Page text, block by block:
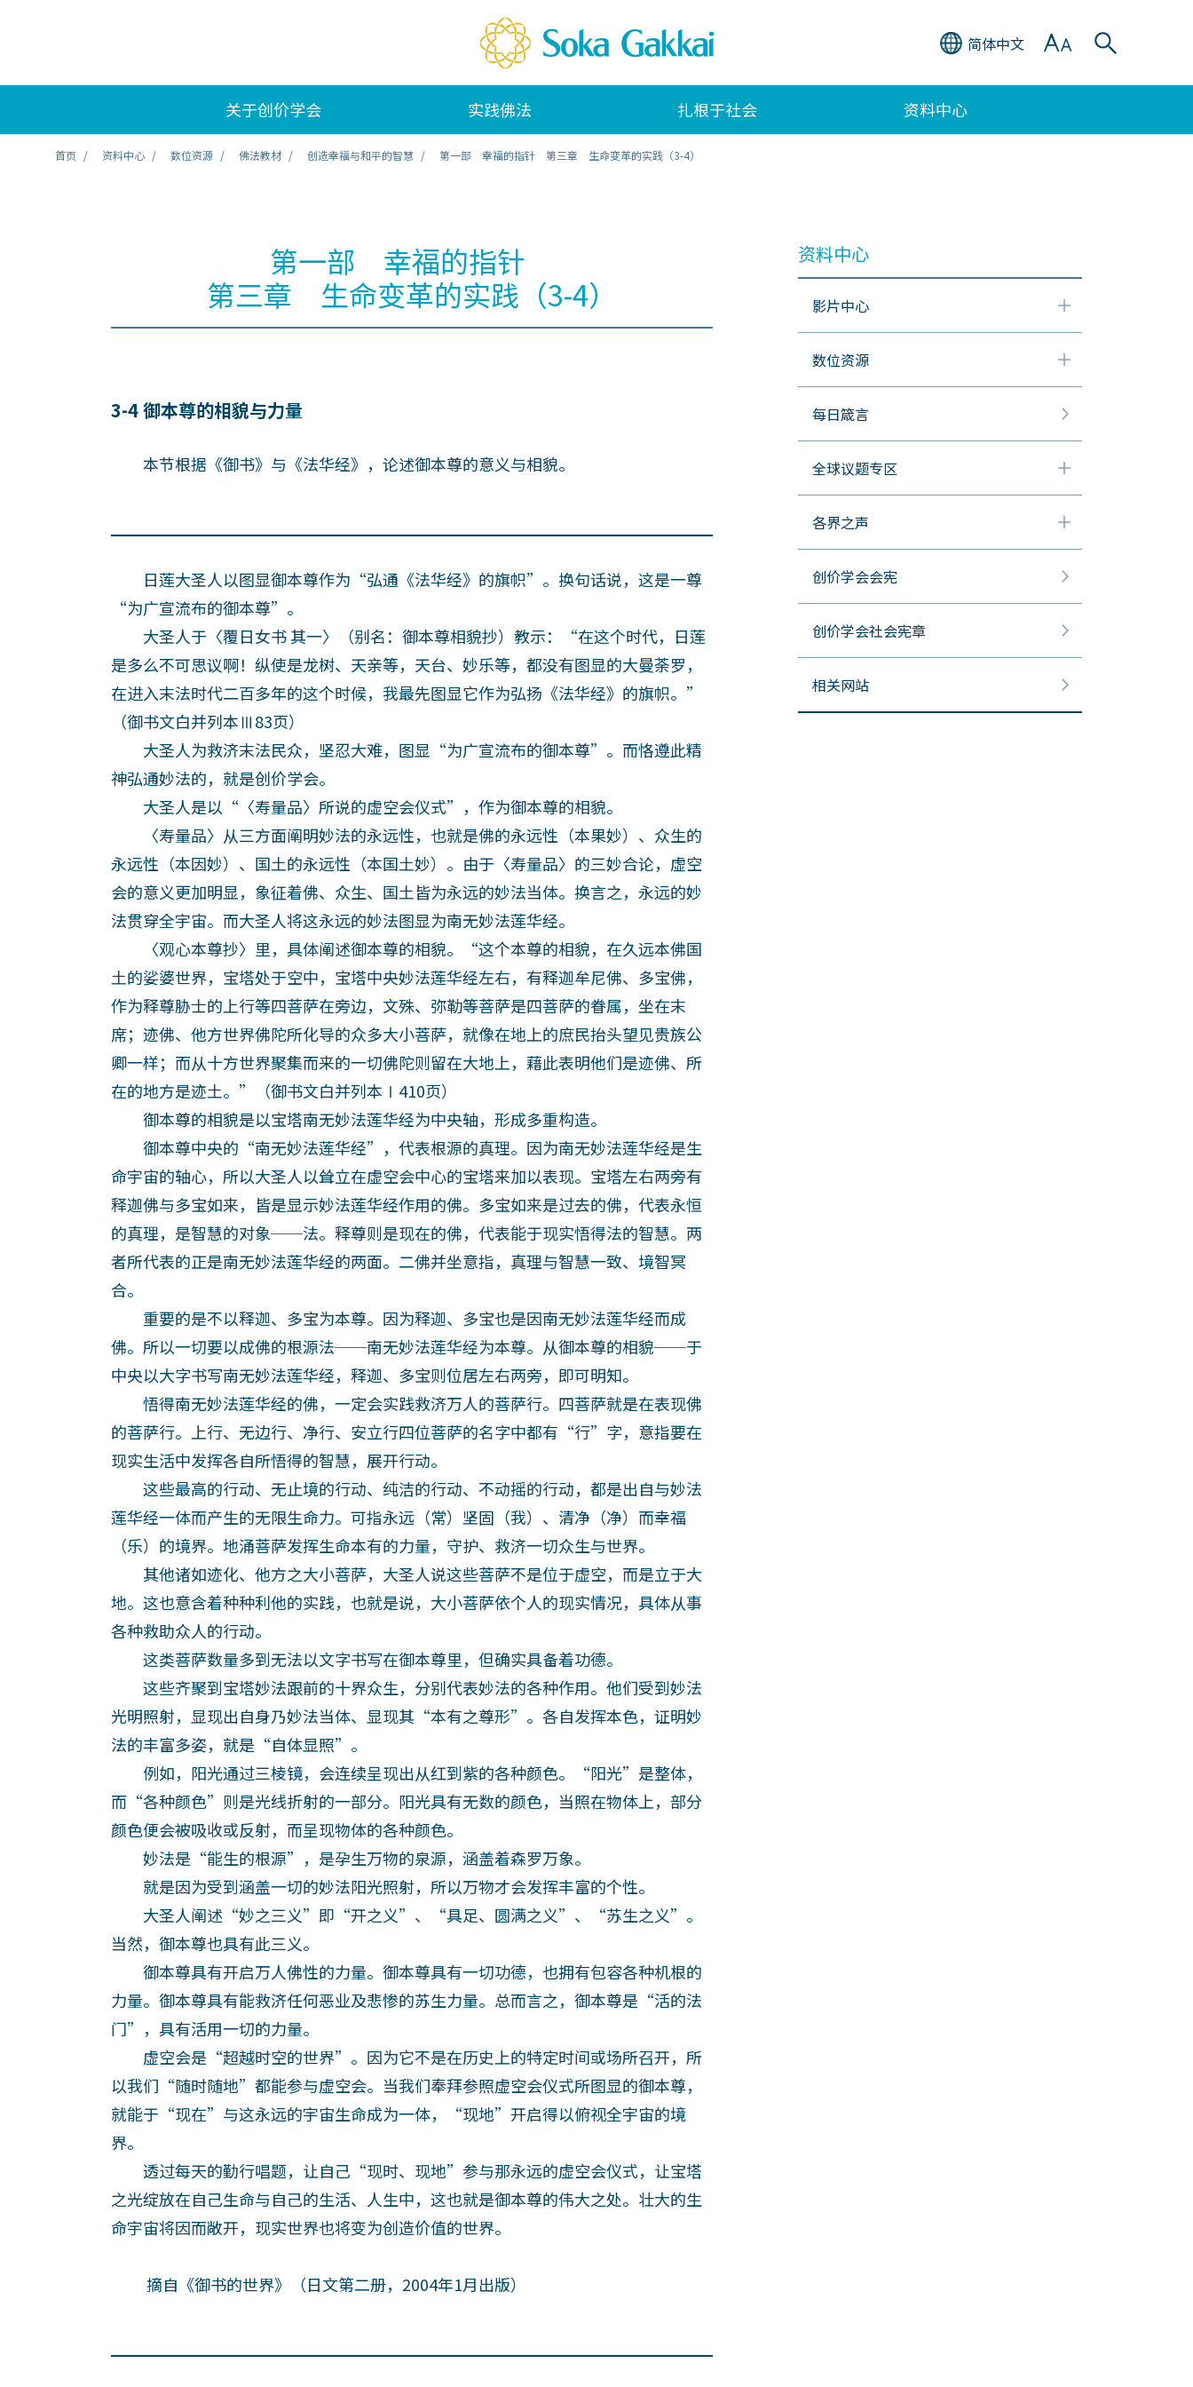
简体中文
关于创价学会 实践佛法 扎根于社会 资料中心
首页 资料中心 数位资源 佛法教材 创造幸福与和平的智慧 第一部 幸福的指针 第三章 生命变革的实践（3-4）
第一部 幸福的指针
第三章 生命变革的实践（3-4）
3-4 御本尊的相貌与力量
本节根据《御书》与《法华经》，论述御本尊的意义与相貌。
日莲大圣人以图显御本尊作为“弘通《法华经》的旗帜”。换句话说，这是一尊
“为广宣流布的御本尊”。
大圣人于〈覆日女书 其一〉（别名：御本尊相貌抄）教示：“在这个时代，日莲
是多么不可思议啊！纵使是龙树、天亲等，天台、妙乐等，都没有图显的大曼荼罗，
在进入末法时代二百多年的这个时候，我最先图显它作为弘扬《法华经》的旗帜。”
（御书文白并列本Ⅲ83页）
大圣人为救济末法民众，坚忍大难，图显“为广宣流布的御本尊”。而恪遵此精
神弘通妙法的，就是创价学会。
大圣人是以“〈寿量品〉所说的虚空会仪式”，作为御本尊的相貌。
〈寿量品〉从三方面阐明妙法的永远性，也就是佛的永远性（本果妙）、众生的
永远性（本因妙）、国土的永远性（本国土妙）。由于〈寿量品〉的三妙合论，虚空
会的意义更加明显，象征着佛、众生、国土皆为永远的妙法当体。换言之，永远的妙
法贯穿全宇宙。而大圣人将这永远的妙法图显为南无妙法莲华经。
〈观心本尊抄〉里，具体阐述御本尊的相貌。“这个本尊的相貌，在久远本佛国
土的娑婆世界，宝塔处于空中，宝塔中央妙法莲华经左右，有释迦牟尼佛、多宝佛，
作为释尊胁士的上行等四菩萨在旁边，文殊、弥勒等菩萨是四菩萨的眷属，坐在末
席；迹佛、他方世界佛陀所化导的众多大小菩萨，就像在地上的庶民抬头望见贵族公
卿一样；而从十方世界聚集而来的一切佛陀则留在大地上，藉此表明他们是迹佛、所
在的地方是迹土。”（御书文白并列本Ⅰ410页）
御本尊的相貌是以宝塔南无妙法莲华经为中央轴，形成多重构造。
御本尊中央的“南无妙法莲华经”，代表根源的真理。因为南无妙法莲华经是生
命宇宙的轴心，所以大圣人以耸立在虚空会中心的宝塔来加以表现。宝塔左右两旁有
释迦佛与多宝如来，皆是显示妙法莲华经作用的佛。多宝如来是过去的佛，代表永恒
的真理，是智慧的对象──法。释尊则是现在的佛，代表能于现实悟得法的智慧。两
者所代表的正是南无妙法莲华经的两面。二佛并坐意指，真理与智慧一致、境智冥
合。
重要的是不以释迦、多宝为本尊。因为释迦、多宝也是因南无妙法莲华经而成
佛。所以一切要以成佛的根源法──南无妙法莲华经为本尊。从御本尊的相貌──于
中央以大字书写南无妙法莲华经，释迦、多宝则位居左右两旁，即可明知。
悟得南无妙法莲华经的佛，一定会实践救济万人的菩萨行。四菩萨就是在表现佛
的菩萨行。上行、无边行、净行、安立行四位菩萨的名字中都有“行”字，意指要在
现实生活中发挥各自所悟得的智慧，展开行动。
这些最高的行动、无止境的行动、纯洁的行动、不动摇的行动，都是出自与妙法
莲华经一体而产生的无限生命力。可指永远（常）坚固（我）、清净（净）而幸福
（乐）的境界。地涌菩萨发挥生命本有的力量，守护、救济一切众生与世界。
其他诸如迹化、他方之大小菩萨，大圣人说这些菩萨不是位于虚空，而是立于大
地。这也意含着种种利他的实践，也就是说，大小菩萨依个人的现实情况，具体从事
各种救助众人的行动。
这类菩萨数量多到无法以文字书写在御本尊里，但确实具备着功德。
这些齐聚到宝塔妙法跟前的十界众生，分别代表妙法的各种作用。他们受到妙法
光明照射，显现出自身乃妙法当体、显现其“本有之尊形”。各自发挥本色，证明妙
法的丰富多姿，就是“自体显照”。
例如，阳光通过三棱镜，会连续呈现出从红到紫的各种颜色。“阳光”是整体，
而“各种颜色”则是光线折射的一部分。阳光具有无数的颜色，当照在物体上，部分
颜色便会被吸收或反射，而呈现物体的各种颜色。
妙法是“能生的根源”，是孕生万物的泉源，涵盖着森罗万象。
就是因为受到涵盖一切的妙法阳光照射，所以万物才会发挥丰富的个性。
大圣人阐述“妙之三义”即“开之义”、“具足、圆满之义”、“苏生之义”。
当然，御本尊也具有此三义。
御本尊具有开启万人佛性的力量。御本尊具有一切功德，也拥有包容各种机根的
力量。御本尊具有能救济任何恶业及悲惨的苏生力量。总而言之，御本尊是“活的法
门”，具有活用一切的力量。
虚空会是“超越时空的世界”。因为它不是在历史上的特定时间或场所召开，所
以我们“随时随地”都能参与虚空会。当我们奉拜参照虚空会仪式所图显的御本尊，
就能于“现在”与这永远的宇宙生命成为一体，“现地”开启得以俯视全宇宙的境
界。
透过每天的勤行唱题，让自己“现时、现地”参与那永远的虚空会仪式，让宝塔
之光绽放在自己生命与自己的生活、人生中，这也就是御本尊的伟大之处。壮大的生
命宇宙将因而敞开，现实世界也将变为创造价值的世界。
摘自《御书的世界》（日文第二册，2004年1月出版）
资料中心
影片中心
数位资源
每日箴言
全球议题专区
各界之声
创价学会会宪
创价学会社会宪章
相关网站